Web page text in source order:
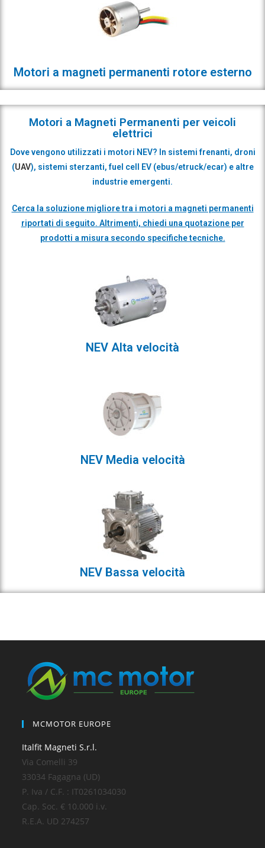
Motori a magneti permanenti rotore esterno
Motori a Magneti Permanenti per veicoli
elettrici
Dove vengono utilizzati i motori NEV? In sistemi frenanti, droni
(UAV), sistemi sterzanti,fuel cell EV (ebus/etruck/ecar) e altre
industrie emergenti.
Cerca la soluzione migliore tra i motori a magneti permanenti
riportati di seguito. Altrimenti, chiedi una quotazione per
prodotti a misura secondo specifiche tecniche.
NEV Alta velocità
NEV Media velocità
NEV Bassa velocità
MCMOTOR EUROPE
Italfit Magneti S.r.l.
Via Comelli 39
33034 Fagagna (UD)
P. Iva / C.F. : IT0261034030
Cap. Soc. € 10.000 i.v.
R.E.A. UD 274257